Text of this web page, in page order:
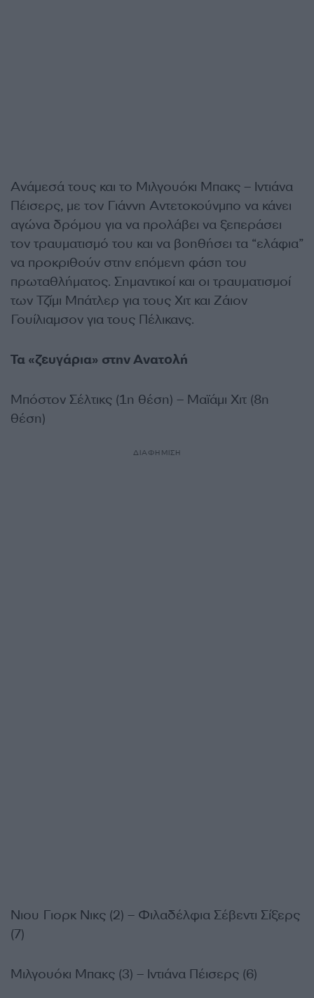
Ανάμεσά τους και το Μιλγουόκι Μπακς – Ιντιάνα
Πέισερς, με τον Γιάννη Αντετοκούνμπο να κάνει
αγώνα δρόμου για να προλάβει να ξεπεράσει
τον τραυματισμό του και να βοηθήσει τα “ελάφια”
να προκριθούν στην επόμενη φάση του
πρωταθλήματος. Σημαντικοί και οι τραυματισμοί
των Τζίμι Μπάτλερ για τους Χιτ και Ζάιον
Γουίλιαμσον για τους Πέλικανς.
Τα «ζευγάρια» στην Ανατολή
Μπόστον Σέλτικς (1η θέση) – Μαϊάμι Χιτ (8η
θέση)
ΔΙΑΦΗΜΙΣΗ
Νιου Γιορκ Νικς (2) – Φιλαδέλφια Σέβεντι Σίξερς
(7)
Μιλγουόκι Μπακς (3) – Ιντιάνα Πέισερς (6)